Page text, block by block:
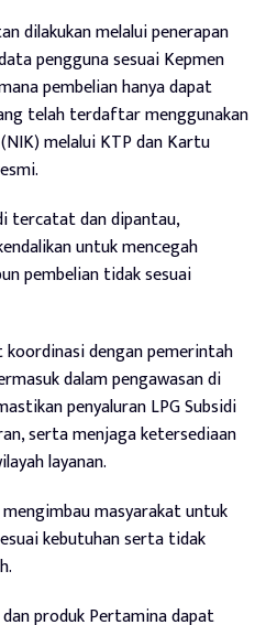
dilakukan melalui penerapan
pengguna sesuai Kepmen
pembelian hanya dapat
telah terdaftar menggunakan
melalui KTP dan Kartu
tercatat dan dipantau,
untuk mencegah
pembelian tidak sesuai
dengan pemerintah
dalam pengawasan di
penyaluran LPG Subsidi
serta menjaga ketersediaan
layanan.
masyarakat untuk
kebutuhan serta tidak
produk Pertamina dapat